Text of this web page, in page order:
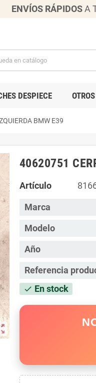
ENVÍOS RÁPIDOS A
DESPIECE OTROS
BMW E39
40620751
Artículo
Marca
Modelo
Año
Referencia
check En stock